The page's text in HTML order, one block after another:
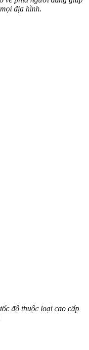
địa hình.
độ thuộc loại cao cấp